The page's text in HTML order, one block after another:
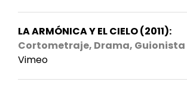
LA ARMÓNICA Y EL CIELO (2011):
Cortometraje, Drama, Guionista
Vimeo